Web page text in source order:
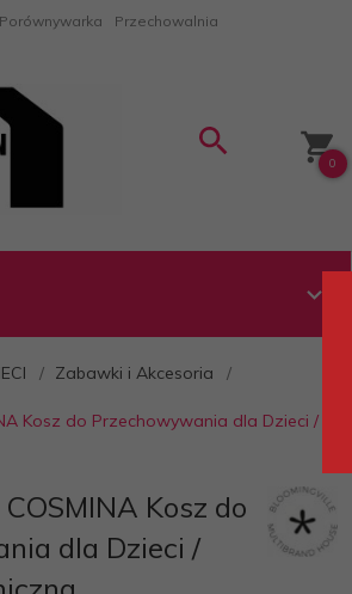
Porównywarka Przechowalnia
0
Zabawki i Akcesoria
Kosz do Przechowywania dla Dzieci /
Kosz do
dla Dzieci /